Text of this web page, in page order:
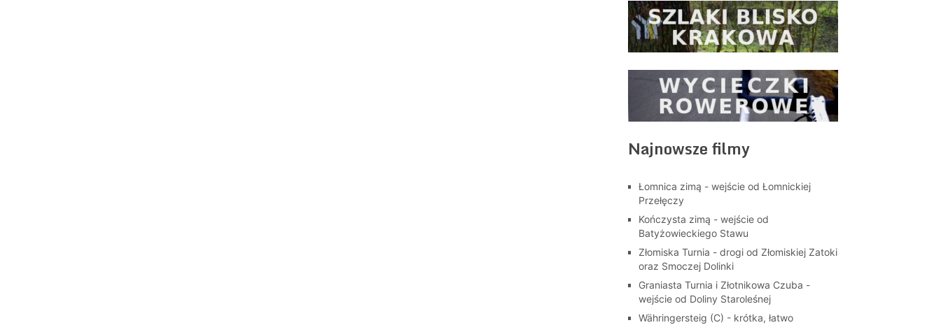
Najnowsze filmy
Łomnica zimą - wejście od Łomnickiej
Przełęczy
Kończysta zimą - wejście od
Batyżowieckiego Stawu
Złomiska Turnia - drogi od Złomiskiej Zatoki
oraz Smoczej Dolinki
Graniasta Turnia i Złotnikowa Czuba -
wejście od Doliny Staroleśnej
Währingersteig (C) - krótka, łatwo